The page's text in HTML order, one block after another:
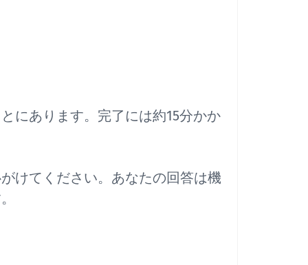
にあります。完了には約15分かか
けてください。あなたの回答は機